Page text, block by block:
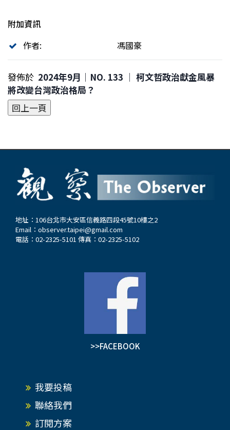
附加資訊
作者:
馮國豪
發佈於 2024年9月｜NO. 133 │ 柯文哲政治獻金風暴
將改變台灣政治格局？
地址：106台北市大安區信義路四段45號10樓之2
Email： observer.taipei@gmail.com
電話：02-2325-5101 傳真：02-2325-5102
>>FACEBOOK
我要投稿
聯絡我們
訂閱方案